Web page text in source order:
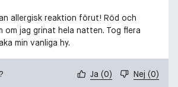
allergisk reaktion förut! Röd och
om jag grinat hela natten. Tog flera
min vanliga hy.
Ja (0) Nej (0)